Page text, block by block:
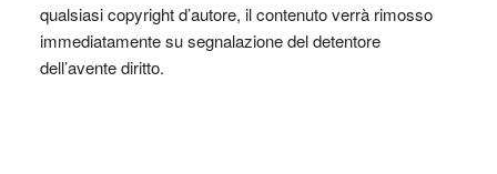
qualsiasi copyright d’autore, il contenuto verrà rimosso
immediatamente su segnalazione del detentore
dell’avente diritto.